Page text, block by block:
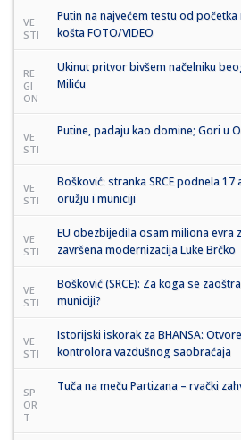
VE
STI
Putin na najvećem testu od
košta FOTO/VIDEO
RE
GI
ON
Ukinut pritvor bivšem načelniku
Miliću
VE
STI
Putine, padaju kao domine; Gori u
VE
STI
Bošković: stranka SRCE podnela
oružju i municiji
VE
STI
EU obezbijedila osam miliona evra
završena modernizacija Luke Brčko
VE
STI
Bošković (SRCE): Za koga se
municiji?
VE
STI
Istorijski iskorak za BHANSA:
kontrolora vazdušnog saobraćaja
SP
OR
T
Tuča na meču Partizana – rvački